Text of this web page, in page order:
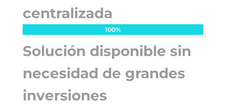
centralizada
100%
100%
Solución disponible sin
necesidad de grandes
inversiones